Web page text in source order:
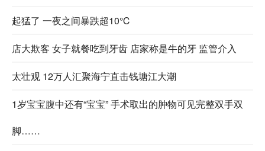
起猛了 一夜之间暴跌超10℃
店大欺客 女子就餐吃到牙齿 店家称是牛的牙 监管介入
太壮观 12万人汇聚海宁直击钱塘江大潮
1岁宝宝腹中还有“宝宝” 手术取出的肿物可见完整双手双
脚……